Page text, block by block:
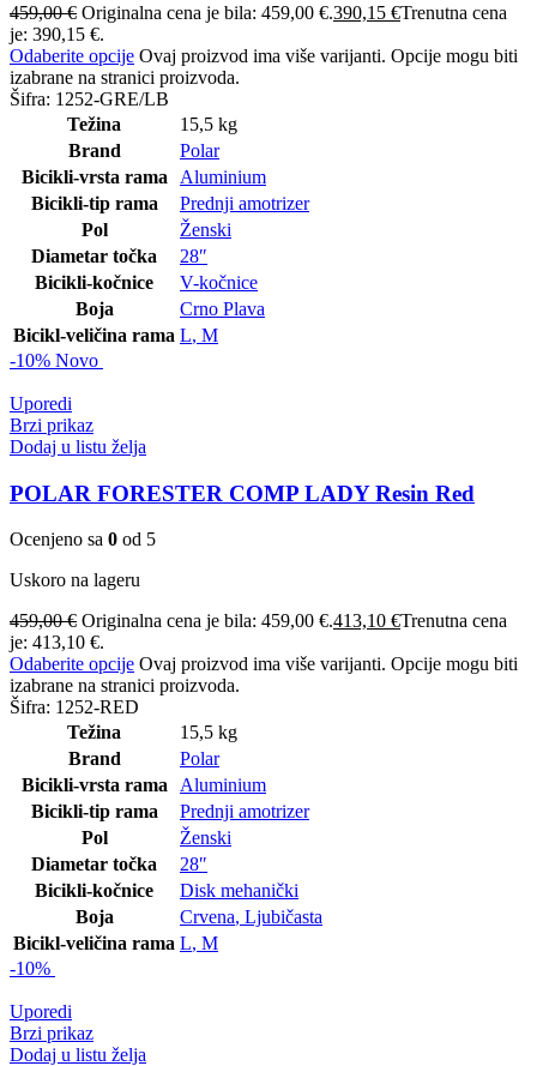
459,00€ Originalna cena je bila: 459,00 €.390,15 €Trenutna cena
je: 390,15 €.
Odaberite opcije Ovaj proizvod ima više varijanti. Opcije mogu biti
izabrane na stranici proizvoda.
Šifra: 1252-GRE/LB
Težina
15,5 kg
Brand
Polar
Bicikli-vrsta rama
Aluminium
Bicikli-tip rama
Prednji amotrizer
Pol
Ženski
Diametar točka
28″
Bicikli-kočnice
V-kočnice
Boja
Crno Plava
Bicikl-veličina rama L, M
-10% Novo
Uporedi
Brzi prikaz
Dodaj u listu želja
POLAR FORESTER COMP LADY Resin Red
Ocenjeno sa 0 od 5
Uskoro na lageru
459,00€ Originalna cena je bila: 459,00 €.413,10 €Trenutna cena
je: 413,10 €.
Odaberite opcije Ovaj proizvod ima više varijanti. Opcije mogu biti
izabrane na stranici proizvoda.
Šifra: 1252-RED
Težina
15,5 kg
Brand
Polar
Bicikli-vrsta rama
Aluminium
Bicikli-tip rama
Prednji amotrizer
Pol
Ženski
Diametar točka
28″
Bicikli-kočnice
Disk mehanički
Boja
Crvena, Ljubičasta
Bicikl-veličina rama L, M
-10%
Uporedi
Brzi prikaz
Dodaj u listu želja